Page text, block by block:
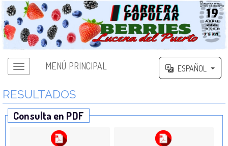
MENÚ PRINCIPAL ESPAÑOL
RESULTADOS
Consulta en PDF